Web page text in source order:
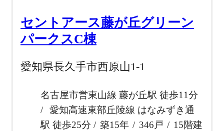
セントアース藤が丘グリーン
パークスC棟
愛知県長久手市西原山1-1
名古屋市営東山線 藤が丘駅 徒歩11分
愛知高速東部丘陵線 はなみずき通
駅 徒歩25分
築15年 346戸 15階建